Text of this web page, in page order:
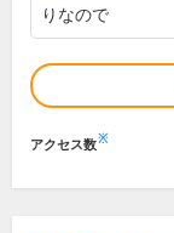
りなので
アクセス数※